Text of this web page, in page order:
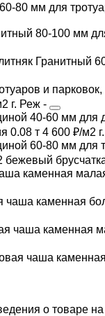
80 мм для
80-100 мм
Гранитный
г. Реж -
0.08 т 4 600 ₽/м2
бежевый
каменная
чаша каменная
чаша каменная
чаша
о товаре